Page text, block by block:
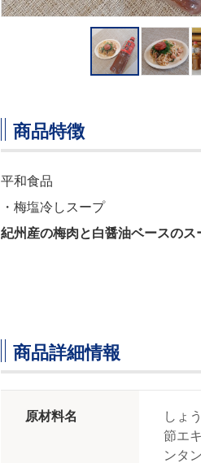
商品特徴
平和食品
・梅塩冷しスープ
紀州産の梅肉と白醤油ベースの
商品詳細情報
原材料名
しょ
節エ
ンタ